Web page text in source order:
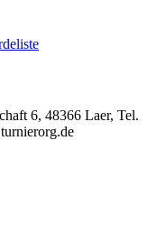
6, 48366 Laer, Tel.